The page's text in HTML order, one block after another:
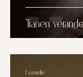
Tranen
Cornelie